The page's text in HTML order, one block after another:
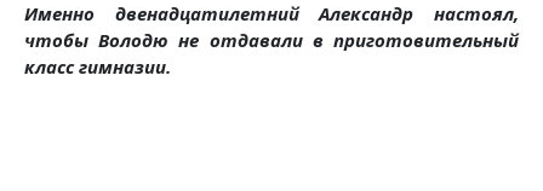
Именно двенадцатилетний Александр настоял,
чтобы Володю не отдавали в приготовительный
класс гимназии.